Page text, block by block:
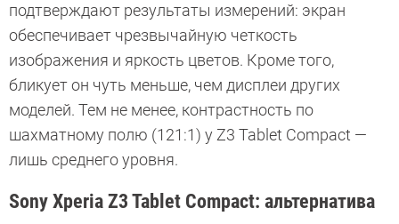
подтверждают результаты измерений: экран
обеспечивает чрезвычайную четкость
изображения и яркость цветов. Кроме того,
бликует он чуть меньше, чем дисплеи других
моделей. Тем не менее, контрастность по
шахматному полю (121:1) у Z3 Tablet Compact —
лишь среднего уровня.
Sony Xperia Z3 Tablet Compact: альтернатива